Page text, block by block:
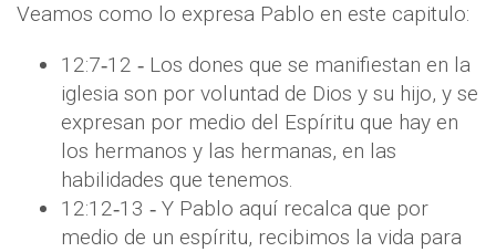
Veamos como lo expresa Pablo en este capitulo:
12:7‐12 ‐ Los dones que se manifiestan en la
iglesia son por voluntad de Dios y su hijo, y se
expresan por medio del Espíritu que hay en
los hermanos y las hermanas, en las
habilidades que tenemos.
12:12‐13 ‐ Y Pablo aquí recalca que por
medio de un espíritu, recibimos la vida para